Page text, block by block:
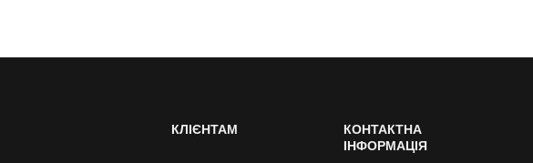
КЛІЄНТАМ
КОНТАКТНА
ІНФОРМАЦІЯ